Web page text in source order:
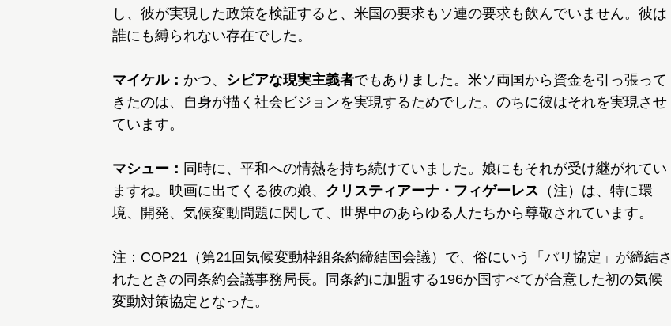
し、彼が実現した政策を検証すると、米国の要求もソ連の要求も飲んでいません。彼は
誰にも縛られない存在でした。
マイケル： かつ、 シビアな現実主義者でもありました。米ソ両国から資金を引っ張って
きたのは、自身が描く社会ビジョンを実現するためでした。のちに彼はそれを実現させ
ています。
マシュー： 同時に、平和への情熱を持ち続けていました。娘にもそれが受け継がれてい
ますね。映画に出てくる彼の娘、 クリスティアーナ・フィゲーレス （注）は、特に環
境、開発、気候変動問題に関して、世界中のあらゆる人たちから尊敬されています。
注：COP21（第21回気候変動枠組条約締結国会議）で、俗にいう「パリ協定」が締結さ
れたときの同条約会議事務局長。同条約に加盟する196か国すべてが合意した初の気候
変動対策協定となった。